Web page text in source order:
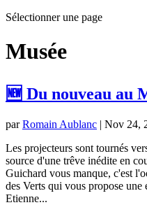
Sélectionner une page
Musée
🆕 Du nouveau au
parRomain Aublanc | Nov 24,
Les projecteurs sont tournés
source d'une trêve inédite en
Guichard vous manque, c'est
des Verts qui vous propose
Etienne...